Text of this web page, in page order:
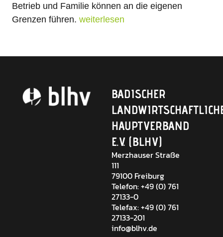
Betrieb und Familie können an die eigenen
Grenzen führen. weiterlesen
BADISCHER
HAUPTVERBAND
E.V. (BLHV)
Merzhauser Straße
111
79100 Freiburg
Telefon: +49 (0) 761
27133-0
Telefax: +49 (0) 761
27133-201
info@blhv.de